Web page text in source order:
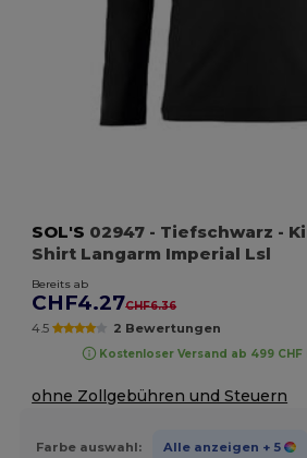
SOL'S 02947 - Tiefschwarz -
Shirt Langarm Imperial Lsl
Bereits ab
CHF4.27CHF6.36
4.5 2 Bewertungen
Kostenloser Versand ab 499
ohne Zollgebühren und Steuern
Farbe auswahl: Alle anzeigen + 5